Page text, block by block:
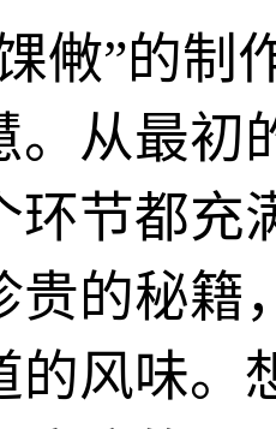
敒”的制
。从最初
环节都充
贵的秘籍
的风味。